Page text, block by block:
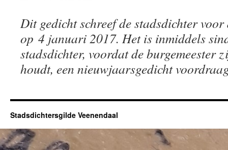
Dit gedicht schreef de stadsdichter
op 4 januari 2017. Het is inmiddels
stadsdichter, voordat de burgemeester
houdt, een nieuwjaarsgedicht
Stadsdichtersgilde Veenendaal